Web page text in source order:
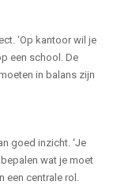
‘Op kantoor wil je
een school. De
in balans zijn
goed inzicht. ‘Je
wat je moet
een centrale rol.